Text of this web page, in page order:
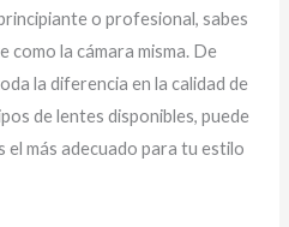
o profesional, sabes
como la cámara misma. De
la diferencia en la calidad de
de lentes disponibles, puede
el más adecuado para tu estilo